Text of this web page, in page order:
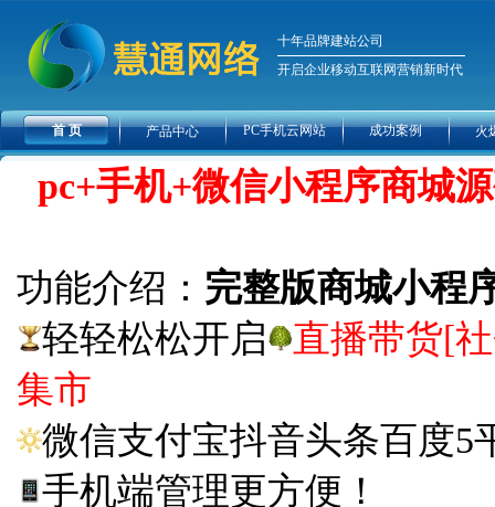
十年品牌建站公司
开启企业移动互联网营销新时代
首 页 产品中心 PC手机云网站 成功案例 火
pc+手机+微信小程序商城
功能介绍： 完整版商城小程
轻轻松松开启
直播带货[
集市
微信支付宝抖音头条百度5
手机端管理更方便！